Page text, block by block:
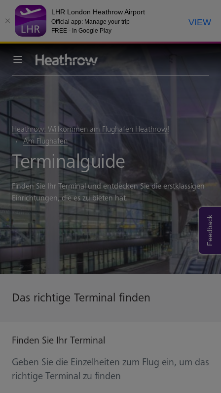
LHR London Heathrow Airport
Official app: Manage your trip
FREE - In Google Play
VIEW
Heathrow: Willkommen am Flughafen Heathrow!
Am Flughafen
Terminalguide
Finden Sie Ihr Terminal und entdecken Sie die erstklassigen
Einrichtungen, die es zu bieten hat.
Das richtige Terminal finden
Finden Sie Ihr Terminal
Geben Sie die Einzelheiten zum Flug ein, um das
richtige Terminal zu finden
Feedback